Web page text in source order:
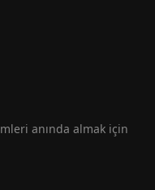
anında almak için